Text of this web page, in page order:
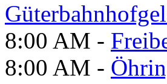
8:00 AM -
8:00 AM -